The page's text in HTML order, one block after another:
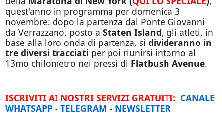
quest'anno in programma per domenica 3
novembre: dopo la partenza dal Ponte Giovanni
da Verrazzano, posto a Staten Island, gli atleti, in
base alla loro onda di partenza, si divideranno in
tre diversi tracciati per poi riunirsi intorno al
13mo chilometro nei pressi di Flatbush Avenue.
ISCRIVITI AI NOSTRI SERVIZI GRATUITI: CANALE
WHATSAPP- TELEGRAM - NEWSLETTER